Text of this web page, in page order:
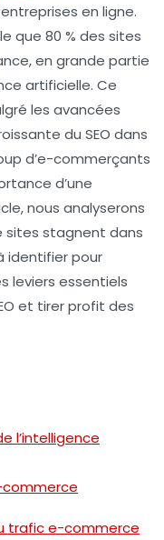
en ligne.
que 80 % des sites
en grande partie
artificielle. Ce
les avancées
du SEO dans
d’e-commerçants
d’une
nous analyserons
sites stagnent dans
identifier pour
leviers essentiels
et tirer profit des
l’intelligence
commerce
trafic e-commerce